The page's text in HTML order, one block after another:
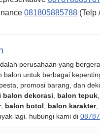
081805885788 (Telp
perusahaan yang
balon untuk berbagai
promosi barang, dan
balon dekorasi balon tepuk,
, balon botol balon karakter,
lagi. hubungi kami di